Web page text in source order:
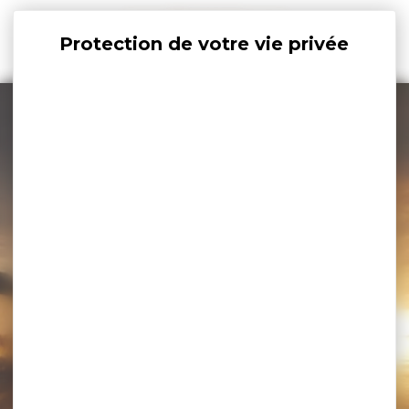
Panneau de gestion des cookies